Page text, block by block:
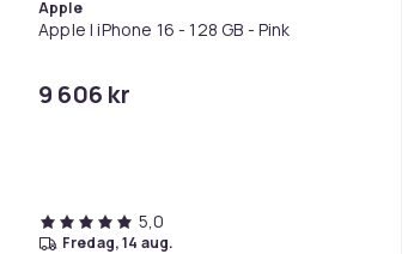
Apple
Apple | iPhone 16 - 128 GB - Pink
9 606 kr
5,0
fredag, 14 aug.